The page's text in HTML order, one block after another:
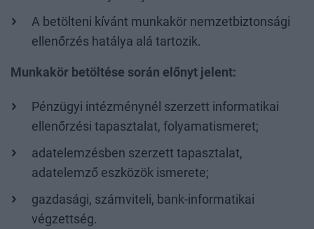
A betölteni kívánt munkakör nemzetbiztonsági
ellenőrzés hatálya alá tartozik.
Munkakör betöltése során előnyt jelent:
Pénzügyi intézménynél szerzett informatikai
ellenőrzési tapasztalat, folyamatismeret;
adatelemzésben szerzett tapasztalat,
adatelemző eszközök ismerete;
gazdasági, számviteli, bank-informatikai
végzettség.